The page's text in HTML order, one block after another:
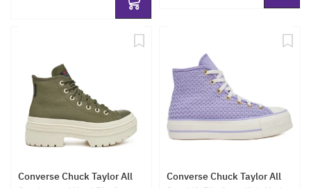
Converse Chuck Taylor All
Converse Chuck Taylor All